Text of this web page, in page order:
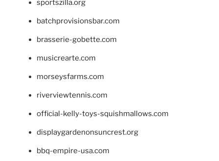
sportszilla.org
batchprovisionsbar.com
brasserie-gobette.com
musicrearte.com
morseysfarms.com
riverviewtennis.com
official-kelly-toys-squishmallows.com
displaygardenonsuncrest.org
bbq-empire-usa.com